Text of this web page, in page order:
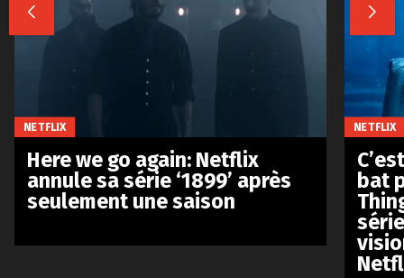
 
NETFLIX
Here we go again: Netflix
annule sa série ‘1899’ après
seulement une saison
NETFLIX
bat